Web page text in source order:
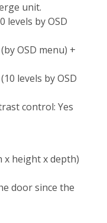
unit.
levels by OSD
OSD menu) +
levels by OSD
control: Yes
x height x depth)
door since the